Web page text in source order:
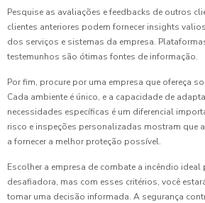
Pesquise as avaliações e feedbacks de outros
clientes anteriores podem fornecer insights
dos serviços e sistemas da empresa.
testemunhos são ótimas fontes de informação.
Por fim, procure por uma empresa que ofereça
Cada ambiente é único, e a capacidade de
necessidades específicas é um diferencial
risco e inspeções personalizadas mostram que
a fornecer a melhor proteção possível.
Escolher a empresa de combate a incêndio ideal
desafiadora, mas com esses critérios, você
tomar uma decisão informada. A segurança